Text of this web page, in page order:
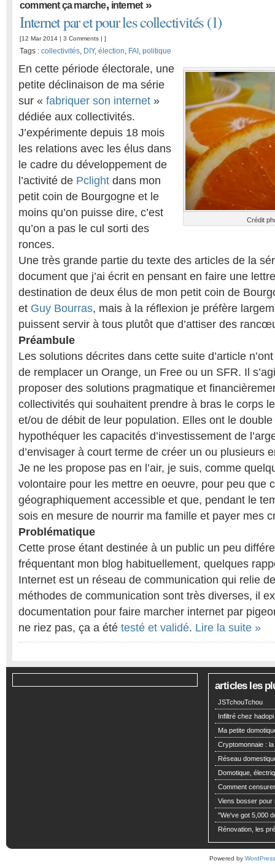
comment ça marche, internet»
Internet par et pour les collectivités (1)
[12 Mar 2014 | 3 Comments | ]
Tags : collectivités, DIY, élection, FAI , politique
Crédit
En cette période électorale, une
petite déclinaison de ma série
sur « fabriquer son internet »
dédiée aux collectivités.
J’expérimente depuis 18 mois
les relations avec les élus dans
le cadre du développement de
l’activité de Pclight dans mon
petit coin de Bourgogne et le
moins qu’on puisse dire, c’est
qu’on a pas le cul sorti des
ronces.
Une très grande partie du texte des articles de la
document que j’ai écrit en pensant en faire une
destination de deux élus de mon petit coin de
et Guy Bourras, mais à la réflexion je préfère
puissent servir à tous plutôt que d’attiser des
Préambule
Les solutions décrites dans cette suite d’article
de remplacer un Orange, un Free ou un SFR. Il
proposer des solutions pragmatique et
collectivités qui souhaitent prendre à bras le corps
et/ou de débit de leur population. Elles ont le
hypothéquer les capacités d’investissement de
d’envisager à court terme de créer un ou plusieurs
Je ne les propose pas en l’air, je suis, comme
volontaire pour les mettre en oeuvre, pour peu que
géographiquement accessible et que, pendant le
sois en mesure de nourrir ma famille et payer mes
Problématique
Cette prose étant destinée à un public un peu
fréquentant mon blog habituellement, quelques
Internet est un réseau de communication qui relie
méthodes de communication sont très diverses, il
documentation pour faire marcher internet par
ne riez pas, ça a été testé et validé. Lire la suite »
articles les
JSTchouTchou
Infiltré chez hadopi
Ma petite
Cryptomonnaie :
Réseau
Domotique,
Comment
Viens bosser pour
"We've got 5,000
Rénovation, les
Powered by WordPress